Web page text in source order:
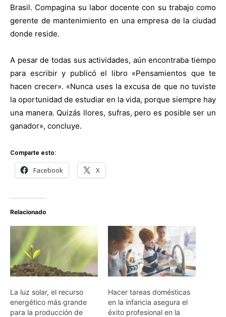
Brasil. Compagina su labor docente con su trabajo como
gerente de mantenimiento en una empresa de la ciudad
donde reside.
A pesar de todas sus actividades, aún encontraba tiempo
para escribir y publicó el libro «Pensamientos que te
hacen crecer». «Nunca uses la excusa de que no tuviste
la oportunidad de estudiar en la vida, porque siempre hay
una manera. Quizás llores, sufras, pero es posible ser un
ganador», concluye.
Comparte esto:
Facebook X
Relacionado
La luz solar, el recurso
energético más grande
para la producción de
Hacer tareas domésticas
en la infancia asegura el
éxito profesional en la